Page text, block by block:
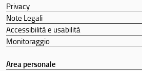
Privacy
Note Legali
Accessibilità e usabilità
Monitoraggio
Area personale